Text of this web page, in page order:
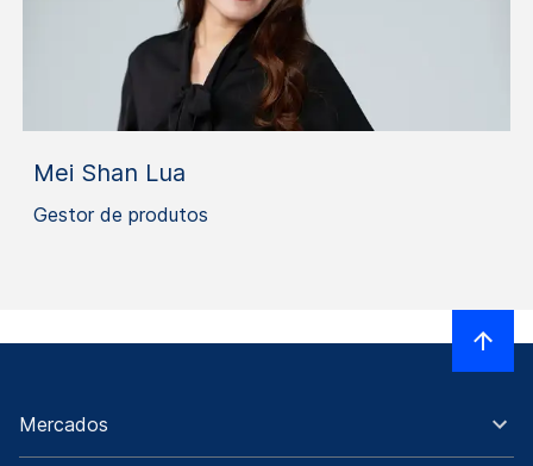
Mei Shan Lua
Gestor de produtos
Mercados